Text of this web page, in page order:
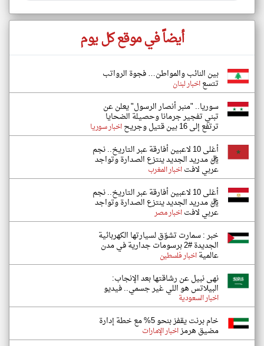
أيضاً في موقع كل يوم
بين النائب والمواطن… فجوة الرواتب
تتسعاخبار لبنان
سوريا.. "منبر أنصار الرسول" يعلن عن
تبني تفجير جرمانا وحصيلة الضحايا
ترتفع إلى 16 بين قتيل وجريح اخبار سوريا
أغلى 10 لاعبين أفارقة عبر التاريخ.. نجم
ريال مدريد الجديد ينتزع الصدارة وتواجد
عربي لافتاخبار المغرب
أغلى 10 لاعبين أفارقة عبر التاريخ.. نجم
ريال مدريد الجديد ينتزع الصدارة وتواجد
عربي لافتاخبار مصر
خبر : سمارت تشوّق لسيارتها الكهربائية
الجديدة #2 برسومات جدارية في مدن
عالميةاخبار فلسطين
نهى نبيل عن رشاقتها بعد الإنجاب:
البيلاتس هو اللي غير جسمي.. فيديو
اخبار السعودية
خام برنت يقفز بنحو 5% مع خطة إدارة
مضيق هرمزاخبار الإمارات